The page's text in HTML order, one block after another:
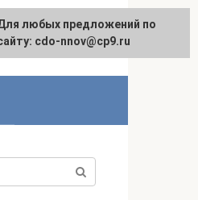
любых предложений по
cdo-nnov@cp9.ru